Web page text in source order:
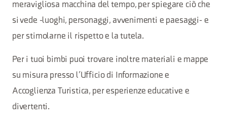
meravigliosa macchina del tempo, per spiegare ciò che
si vede -luoghi, personaggi, avvenimenti e paesaggi- e
per stimolarne il rispetto e la tutela.
Per i tuoi bimbi puoi trovare inoltre materiali e mappe
su misura presso l’Ufficio di Informazione e
Accoglienza Turistica, per esperienze educative e
divertenti.